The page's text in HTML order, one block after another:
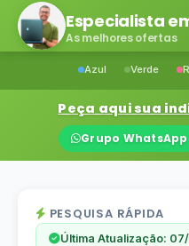
Especialista
As melhores ofertas
Azul Verde
Peça aqui sua
Grupo WhatsApp
PESQUISA RÁPIDA
Última Atualização: